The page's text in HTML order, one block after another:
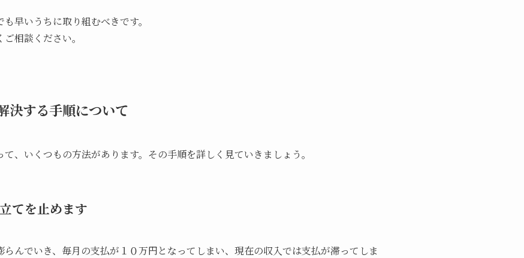
早いうちに取り組むべきです。
相談ください。
決する手順について
、いくつもの方法があります。その手順を詳しく見ていきましょう。
てを止めます
んでいき、毎月の支払が１０万円となってしまい、現在の収入では支払が滞ってしま